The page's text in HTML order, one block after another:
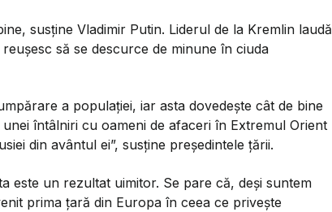
susține Vladimir Putin. Liderul de la Kremlin laudă
să se descurce de minune în ciuda
a populației, iar asta dovedește cât de bine
întâlniri cu oameni de afaceri în Extremul Orient
din avântul ei”, susține președintele țării.
este un rezultat uimitor. Se pare că, deși suntem
prima țară din Europa în ceea ce privește